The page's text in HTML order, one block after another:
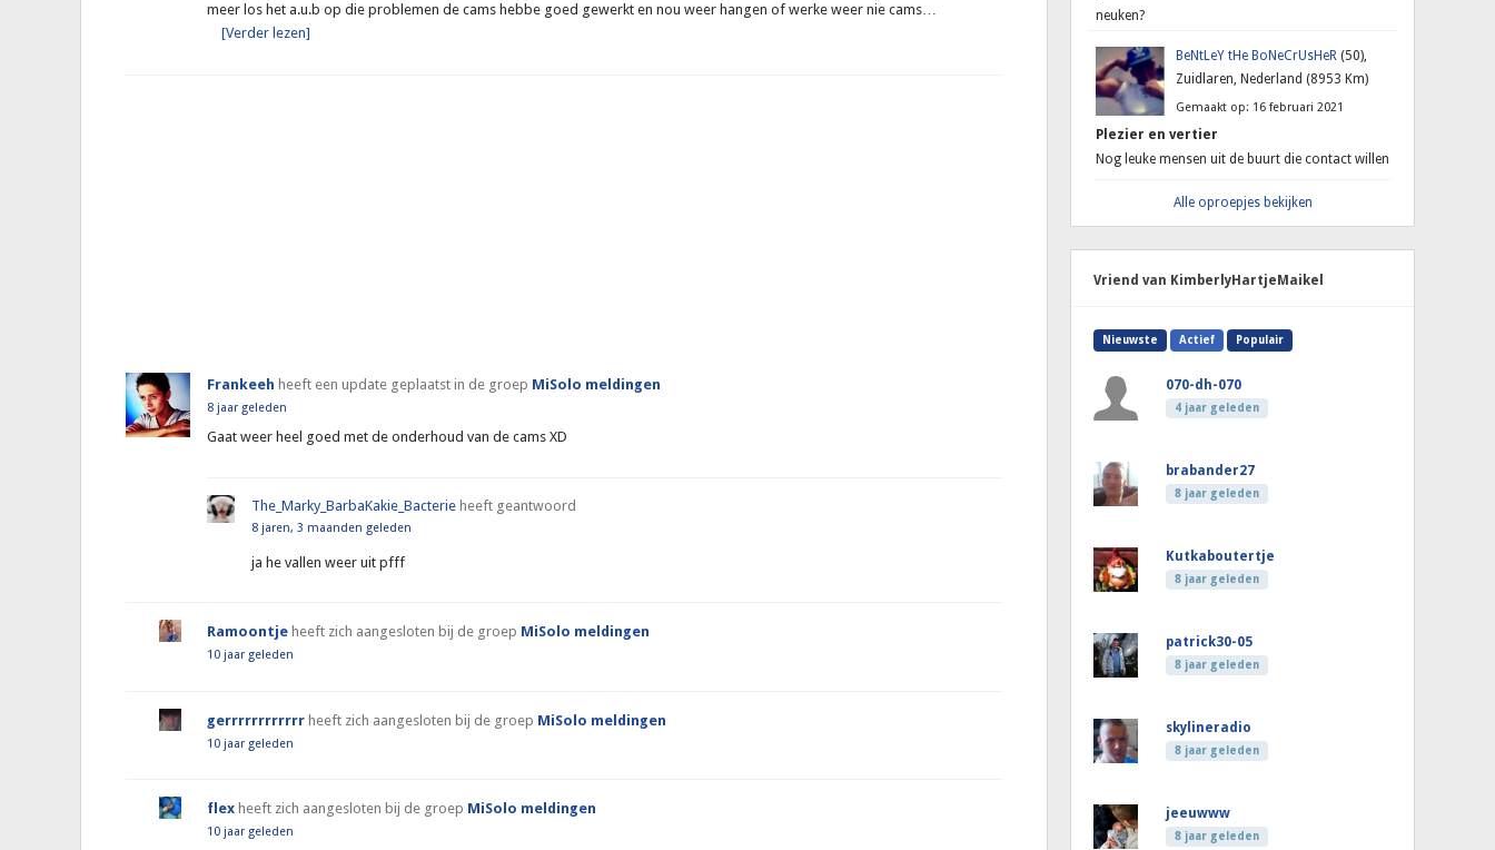
meer los het a.u.b op die problemen de cams hebbe goed gewerkt en nou weer hangen of werke weer nie cams…
[Verder lezen]
Frankeeh heeft een update geplaatst in de groep MiSolo meldingen
8 jaar geleden
Gaat weer heel goed met de onderhoud van de cams XD
The_Marky_BarbaKakie_Bacterie heeft geantwoord
8 jaren, 3 maanden geleden
ja he vallen weer uit pfff
Ramoontje heeft zich aangesloten bij de groep MiSolo meldingen
10 jaar geleden
gerrrrrrrrrrrr heeft zich aangesloten bij de groep MiSolo meldingen
10 jaar geleden
flex heeft zich aangesloten bij de groep MiSolo meldingen
10 jaar geleden
neuken?
BeNtLeY tHe BoNeCrUsHeR (50),
Zuidlaren, Nederland (8953 Km)
Gemaakt op: 16 februari 2021
Plezier en vertier
Nog leuke mensen uit de buurt die contact willen
Alle oproepjes bekijken
Vriend van KimberlyHartjeMaikel
Nieuwste Actief Populair
070-dh-070
4 jaar geleden
brabander27
8 jaar geleden
Kutkaboutertje
8 jaar geleden
patrick30-05
8 jaar geleden
skylineradio
8 jaar geleden
jeeuwww
8 jaar geleden